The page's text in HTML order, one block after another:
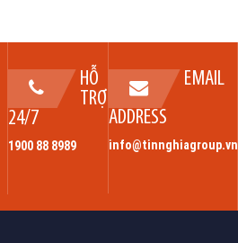
HỖ
TRỢ
24/7
1900 88 8989
EMAIL
ADDRESS
info@tinnghiagroup.vn